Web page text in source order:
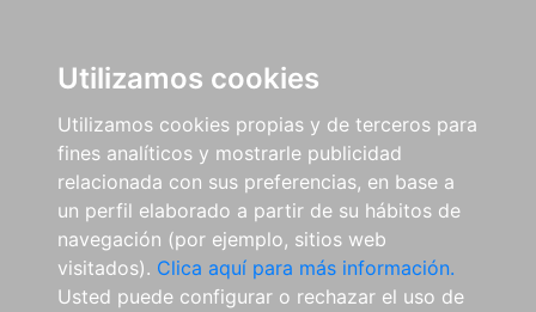
Utilizamos cookies
Utilizamos cookies propias y de terceros para
fines analíticos y mostrarle publicidad
relacionada con sus preferencias, en base a
un perfil elaborado a partir de su hábitos de
navegación (por ejemplo, sitios web
visitados). Clica aquí para más información.
Usted puede configurar o rechazar el uso de